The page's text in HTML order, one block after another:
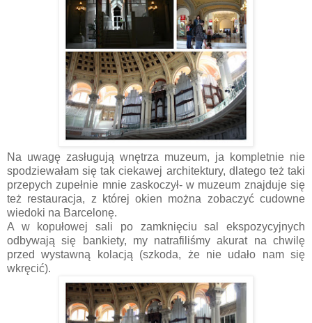
Na uwagę zasługują wnętrza muzeum, ja kompletnie nie
spodziewałam się tak ciekawej architektury, dlatego też taki
przepych zupełnie mnie zaskoczył- w muzeum znajduje się
też restauracja, z której okien można zobaczyć cudowne
wiedoki na Barcelonę.
A w kopułowej sali po zamknięciu sal ekspozycyjnych
odbywają się bankiety, my natrafiliśmy akurat na chwilę
przed wystawną kolacją (szkoda, że nie udało nam się
wkręcić).